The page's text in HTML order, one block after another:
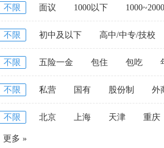
不限 面议 1000以下 1000~2000
不限 初中及以下 高中/中专/技校
不限 五险一金 包住 包吃
不限 私营 国有 股份制 外
不限 北京 上海 天津 重庆
更多 »